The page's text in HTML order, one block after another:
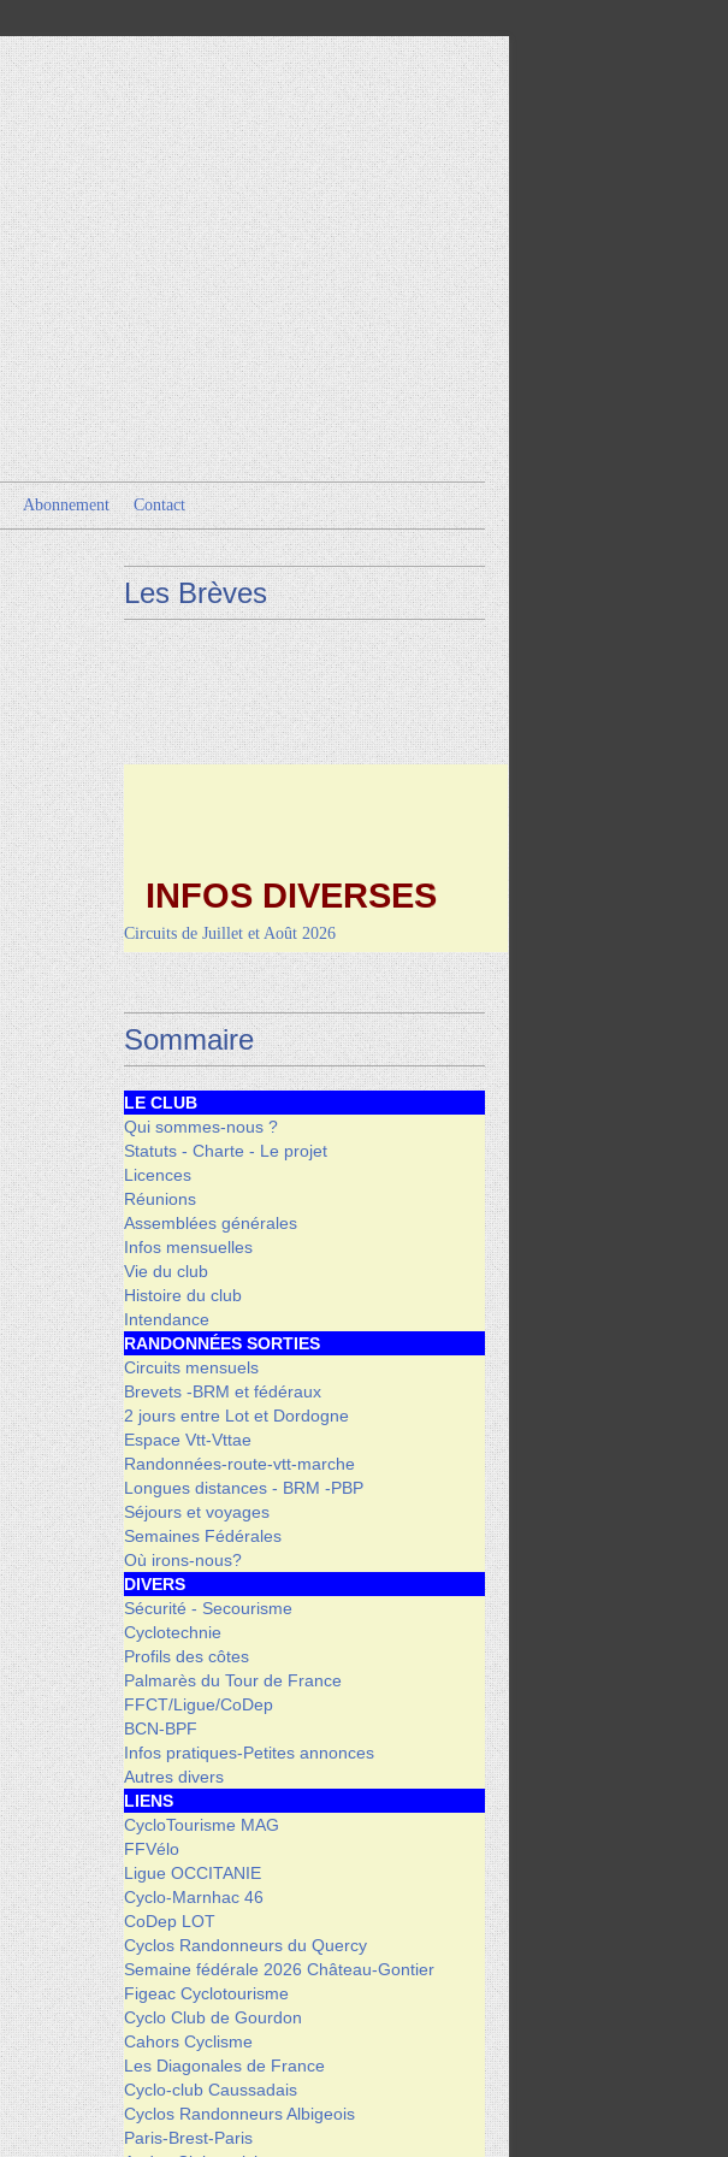
Abonnement Contact
Les Brèves
INFOS DIVERSES
Dimanche 9 août : Vayrac (L'Uxel'lotoise)
Vendredi 4 septembre-RANDO/REPAS de Montcuq
Sommaire
LE CLUB
Qui sommes-nous ?
Statuts - Charte - Le projet
Licences
Réunions
Assemblées générales
Infos mensuelles
Vie du club
Histoire du club
Intendance
RANDONNÉES SORTIES
Circuits mensuels
Brevets -BRM et fédéraux
2 jours entre Lot et Dordogne
Espace Vtt-Vttae
Randonnées-route-vtt-marche
Longues distances - BRM -PBP
Séjours et voyages
Semaines Fédérales
Où irons-nous?
DIVERS
Sécurité - Secourisme
Cyclotechnie
Profils des côtes
Palmarès du Tour de France
FFCT/Ligue/CoDep
BCN-BPF
Infos pratiques-Petites annonces
Autres divers
LIENS
CycloTourisme MAG
FFVélo
Ligue OCCITANIE
Cyclo-Marnhac 46
CoDep LOT
Cyclos Randonneurs du Quercy
Semaine fédérale 2026 Château-Gontier
Figeac Cyclotourisme
Cyclo Club de Gourdon
Cahors Cyclisme
Les Diagonales de France
Cyclo-club Caussadais
Cyclos Randonneurs Albigeois
Paris-Brest-Paris